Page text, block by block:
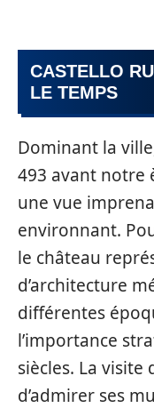
CASTELLO
LE TEMPS
Dominant la
493 avant notre
une vue
environnant.
le château
d’architecture
différentes
l’importance
siècles. La visite
d’admirer ses